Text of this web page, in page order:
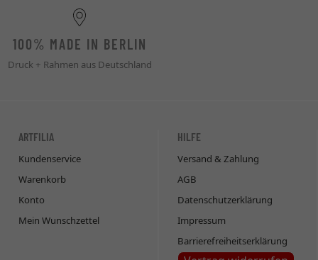
100% MADE IN BERLIN
Druck + Rahmen aus Deutschland
ARTFILIA
Kundenservice
Warenkorb
Konto
Mein Wunschzettel
HILFE
Versand & Zahlung
AGB
Datenschutzerklärung
Impressum
Barrierefreiheitserklärung